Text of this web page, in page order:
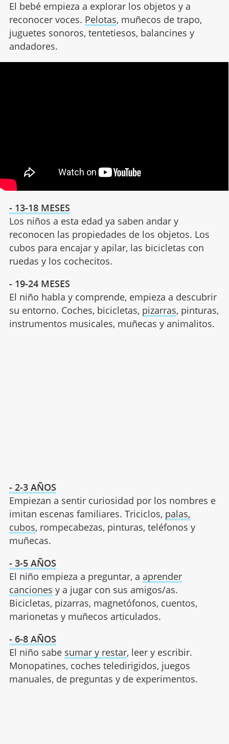
El bebé empieza a explorar los objetos y a
reconocer voces. Pelotas, muñecos de trapo,
juguetes sonoros, tentetiesos, balancines y
andadores.
- 13-18 MESES
Los niños a esta edad ya saben andar y
reconocen las propiedades de los objetos. Los
cubos para encajar y apilar, las bicicletas con
ruedas y los cochecitos.
- 19-24 MESES
El niño habla y comprende, empieza a descubrir
su entorno. Coches, bicicletas, pizarras, pinturas,
instrumentos musicales, muñecas y animalitos.
- 2-3 AÑOS
Empiezan a sentir curiosidad por los nombres e
imitan escenas familiares. Triciclos, palas,
cubos, rompecabezas, pinturas, teléfonos y
muñecas.
- 3-5 AÑOS
El niño empieza a preguntar, a aprender
canciones y a jugar con sus amigos/as.
Bicicletas, pizarras, magnetófonos, cuentos,
marionetas y muñecos articulados.
- 6-8 AÑOS
El niño sabe sumar y restar, leer y escribir.
Monopatines, coches teledirigidos, juegos
manuales, de preguntas y de experimentos.